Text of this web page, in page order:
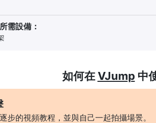
需設備：
如何在VJump 中
步的視頻教程，並與自己一起拍攝場景。